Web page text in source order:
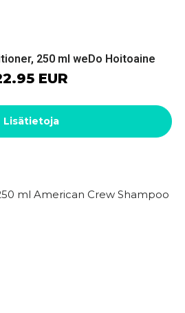
250 ml weDo Hoitoaine
EUR
Lisätietoja